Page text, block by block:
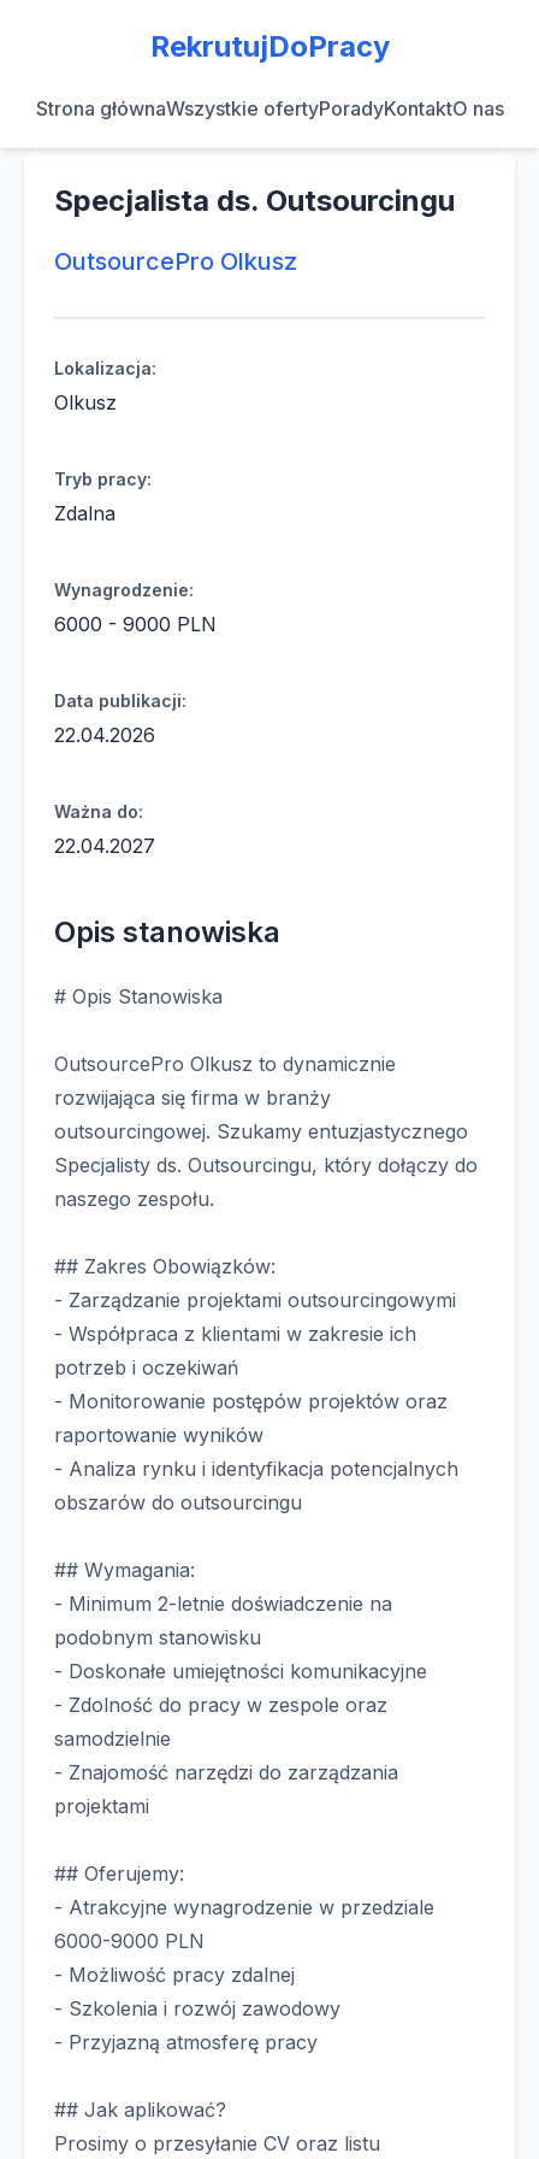
RekrutujDoPracy
Strona głównaWszystkie ofertyPoradyKontaktO nas
Specjalista ds. Outsourcingu
OutsourcePro Olkusz
Lokalizacja:
Olkusz
Tryb pracy:
Zdalna
Wynagrodzenie:
6000 - 9000 PLN
Data publikacji:
22.04.2026
Ważna do:
22.04.2027
Opis stanowiska
# Opis Stanowiska
OutsourcePro Olkusz to dynamicznie
rozwijająca się firma w branży
outsourcingowej. Szukamy entuzjastycznego
Specjalisty ds. Outsourcingu, który dołączy do
naszego zespołu.
## Zakres Obowiązków:
- Zarządzanie projektami outsourcingowymi
- Współpraca z klientami w zakresie ich
potrzeb i oczekiwań
- Monitorowanie postępów projektów oraz
raportowanie wyników
- Analiza rynku i identyfikacja potencjalnych
obszarów do outsourcingu
## Wymagania:
- Minimum 2-letnie doświadczenie na
podobnym stanowisku
- Doskonałe umiejętności komunikacyjne
- Zdolność do pracy w zespole oraz
samodzielnie
- Znajomość narzędzi do zarządzania
projektami
## Oferujemy:
- Atrakcyjne wynagrodzenie w przedziale
6000-9000 PLN
- Możliwość pracy zdalnej
- Szkolenia i rozwój zawodowy
- Przyjazną atmosferę pracy
## Jak aplikować?
Prosimy o przesyłanie CV oraz listu